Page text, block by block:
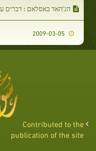
הג'האד באסלאם : דברים
Contributed to the
publication of the site